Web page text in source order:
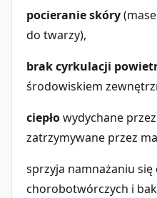
pocieranie skóry
do twarzy),
brak cyrkulacji
środowiskiem
ciepłowydychane
zatrzymywane przez
sprzyja namnażaniu
chorobotwórczych i